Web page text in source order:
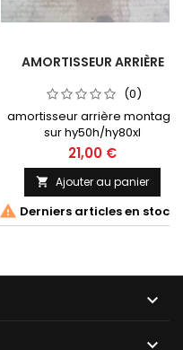
AMORTISSEUR ARRIÈRE
(0)
amortisseur arrière montage
sur hy50h/hy80xl
21,00 €
 Ajouter au panier
 Derniers articles en stock
